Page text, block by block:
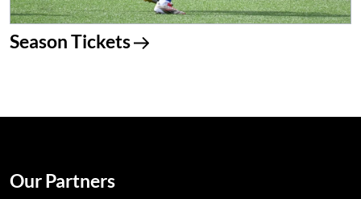
Season Tickets
Our Partners